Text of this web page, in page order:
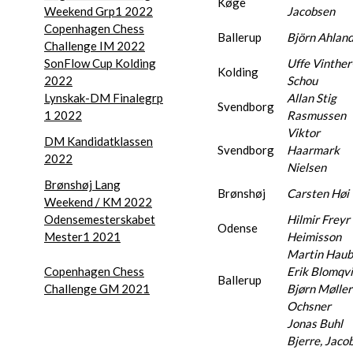
Weekend Grp1 2022
Jacobsen
Copenhagen Chess
Challenge IM 2022
Ballerup
Björn
SonFlow Cup Kolding
2022
Kolding
Uffe
Schou
Lynskak-DM Finalegrp
1 2022
Svendborg
Allan Stig
Rasmussen
DM Kandidatklassen
2022
Svendborg
Viktor
Haarmark
Nielsen
Brønshøj Lang
Weekend / KM 2022
Brønshøj
Carsten Høi
Odensemesterskabet
Mester1 2021
Odense
Hilmir Freyr
Heimisson
Copenhagen Chess
Challenge GM 2021
Ballerup
Martin
Erik
Bjørn Møller
Ochsner
Jonas Buhl
Bjerre,